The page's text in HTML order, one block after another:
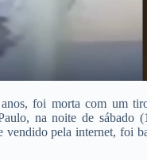
foi morta com um
na noite de
vendido pela internet, foi